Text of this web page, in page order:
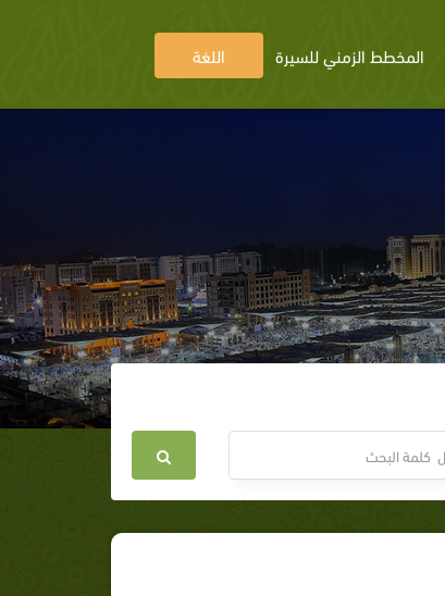
المخطط الزمني للسيرة اللغة